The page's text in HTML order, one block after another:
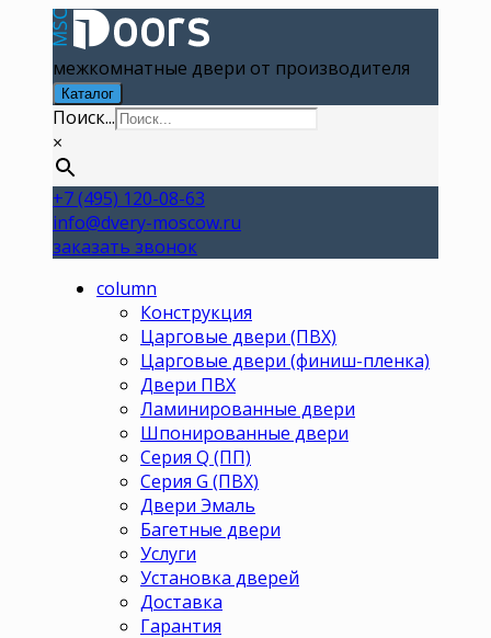
межкомнатные двери от производителя
Каталог
Поиск...
×
+7 (495) 120-08-63
info@dvery-moscow.ru
заказать звонок
column
Конструкция
Царговые двери (ПВХ)
Царговые двери (финиш-пленка)
Двери ПВХ
Ламинированные двери
Шпонированные двери
Серия Q (ПП)
Серия G (ПВХ)
Двери Эмаль
Багетные двери
Услуги
Установка дверей
Доставка
Гарантия